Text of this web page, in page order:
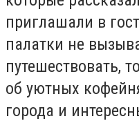
приглашали в
палатки не
путешествовать,
об уютных
города и